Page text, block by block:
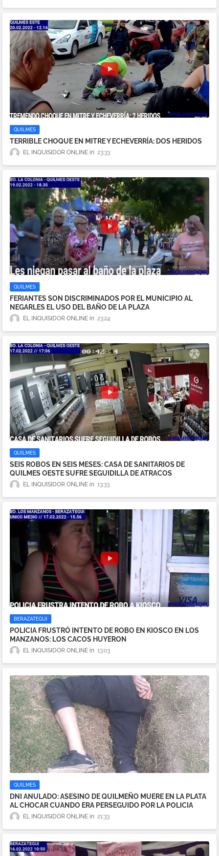
QUILMES
TERRIBLE CHOQUE EN MITRE Y ECHEVERRÍA: DOS HERIDOS
EL INQUISIDOR ONLINE 23:33
QUILMES
FERIANTES SON DISCRIMINADOS POR EL MUNICIPIO AL
NEGARLES EL USO DEL BAÑO DE LA PLAZA
EL INQUISIDOR ONLINE 23:24
QUILMES
SEIS ROBOS EN SEIS MESES: CASA DE SANITARIOS DE
QUILMES OESTE SUFRE SEGUIDILLA DE ATRACOS
EL INQUISIDOR ONLINE 13:33
BERAZATEGUI
POLICIA FRUSTRÓ INTENTO DE ROBO EN KIOSCO EN LOS
MANZANOS: LOS CACOS HUYERON
EL INQUISIDOR ONLINE 13:03
QUILMES
DNI ANULADO: ASESINO DE QUILMEÑO MUERE EN LA PLATA
AL CHOCAR CUANDO ERA PERSEGUIDO POR LA POLICIA
EL INQUISIDOR ONLINE 21:33